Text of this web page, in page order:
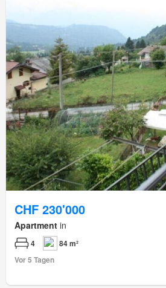
CHF 230'000
Apartment in
4
84 m²
Vor 5 Tagen